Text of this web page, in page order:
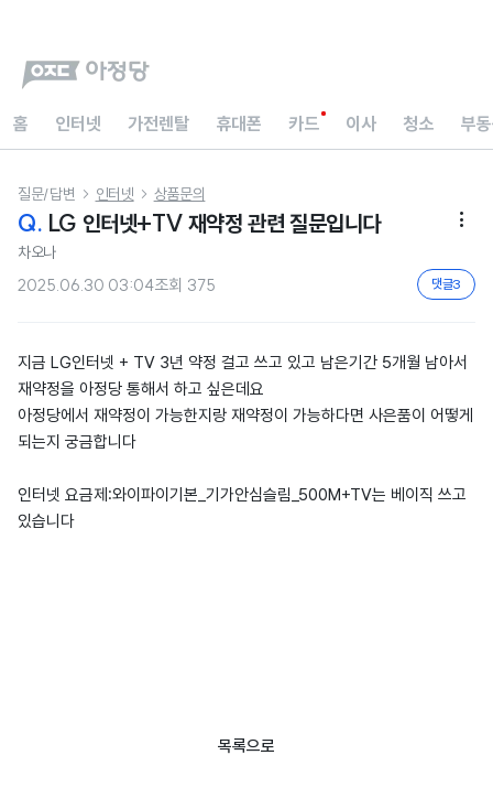
홈 인터넷 가전렌탈 휴대폰 카드 이사 청소 부
질문/답변  인터넷  상품문의
Q. LG 인터넷+TV 재약정 관련 질문입니다 
차오나
2025.06.30 03:04조회 375 댓글3
지금 LG인터넷 + TV 3년 약정 걸고 쓰고 있고 남은기간 5개월 남아서
재약정을 아정당 통해서 하고 싶은데요
아정당에서 재약정이 가능한지랑 재약정이 가능하다면 사은품이 어떻게
되는지 궁금합니다
인터넷 요금제:와이파이기본_기가안심슬림_500M+TV는 베이직 쓰고
있습니다
목록으로